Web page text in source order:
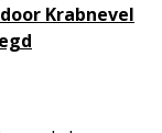
Krabnevel